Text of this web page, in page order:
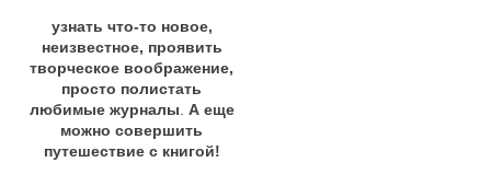
узнать что-то новое,
неизвестное, проявить
творческое воображение,
просто полистать
любимые журналы А еще
можно совершить
путешествие с книгой!